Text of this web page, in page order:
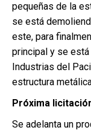
pequeñas de la
se está
este, para
principal y se
Industrias del
estructura
Próxima
Se adelanta un